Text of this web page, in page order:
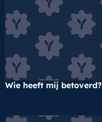
Wie heeft mij betoverd?